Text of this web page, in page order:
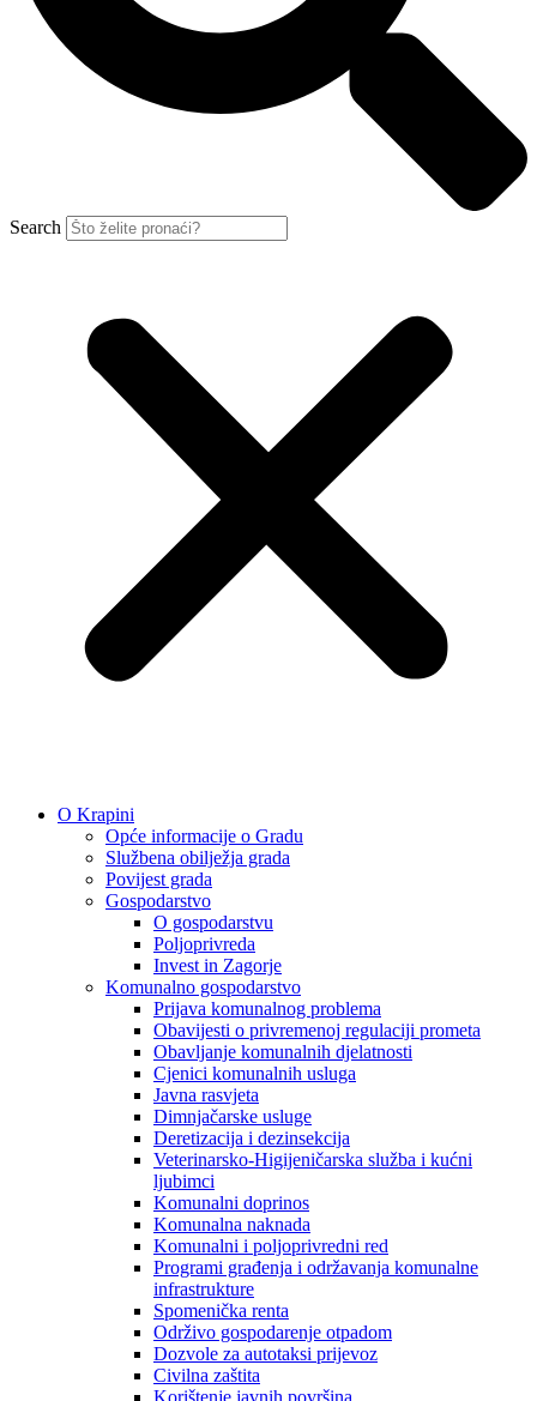
Search
O Krapini
Opće informacije o Gradu
Službena obilježja grada
Povijest grada
Gospodarstvo
O gospodarstvu
Poljoprivreda
Invest in Zagorje
Komunalno gospodarstvo
Prijava komunalnog problema
Obavijesti o privremenoj regulaciji prometa
Obavljanje komunalnih djelatnosti
Cjenici komunalnih usluga
Javna rasvjeta
Dimnjačarske usluge
Deretizacija i dezinsekcija
Veterinarsko-Higijeničarska služba i kućni
ljubimci
Komunalni doprinos
Komunalna naknada
Komunalni i poljoprivredni red
Programi građenja i održavanja komunalne
infrastrukture
Spomenička renta
Održivo gospodarenje otpadom
Dozvole za autotaksi prijevoz
Civilna zaštita
Korištenje javnih površina